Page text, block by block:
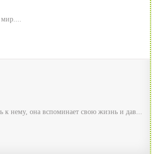
к нему, она вспоминает свою жизнь и дав...